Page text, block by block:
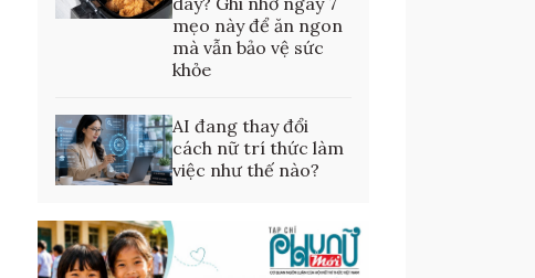
mẹo này để ăn ngon
mà vẫn bảo vệ sức
khỏe
AI đang thay đổi
cách nữ trí thức làm
việc như thế nào?